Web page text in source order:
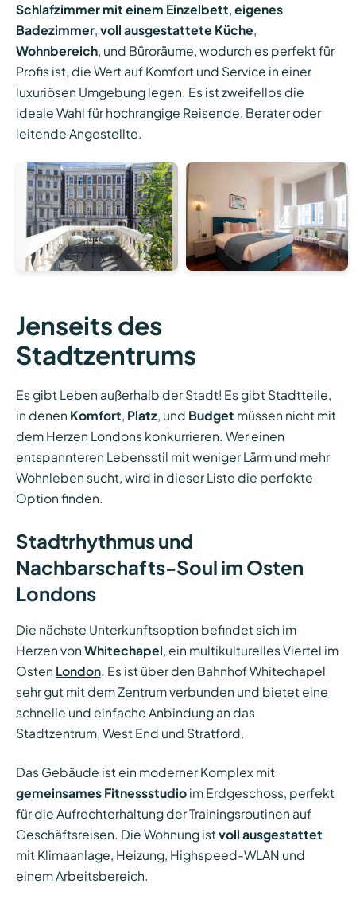
Schlafzimmer mit einem Einzelbett eigenes
Badezimmer, voll ausgestattete Küche
Wohnbereich, und Büroräume, wodurch es perfekt für
Profis ist, die Wert auf Komfort und Service in einer
luxuriösen Umgebung legen. Es ist zweifellos die
ideale Wahl für hochrangige Reisende, Berater oder
leitende Angestellte.
Jenseits des
Stadtzentrums
Es gibt Leben außerhalb der Stadt! Es gibt Stadtteile,
in denen Komfort, Platz, und Budget müssen nicht mit
dem Herzen Londons konkurrieren. Wer einen
entspannteren Lebensstil mit weniger Lärm und mehr
Wohnleben sucht, wird in dieser Liste die perfekte
Option finden.
Stadtrhythmus und
Nachbarschafts-Soul im Osten
Londons
Die nächste Unterkunftsoption befindet sich im
Herzen von Whitechapel , ein multikulturelles Viertel im
Osten London. Es ist über den Bahnhof Whitechapel
sehr gut mit dem Zentrum verbunden und bietet eine
schnelle und einfache Anbindung an das
Stadtzentrum, West End und Stratford.
Das Gebäude ist ein moderner Komplex mit
gemeinsames Fitnessstudioim Erdgeschoss, perfekt
für die Aufrechterhaltung der Trainingsroutinen auf
Geschäftsreisen. Die Wohnung ist voll ausgestattet
mit Klimaanlage, Heizung, Highspeed-WLAN und
einem Arbeitsbereich.